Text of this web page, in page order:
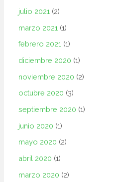
julio 2021 (2)
marzo 2021 (1)
febrero 2021 (1)
diciembre 2020 (1)
noviembre 2020 (2)
octubre 2020 (3)
septiembre 2020 (1)
junio 2020 (1)
mayo 2020 (2)
abril 2020 (1)
marzo 2020 (2)